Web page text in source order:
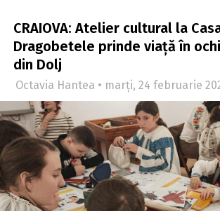
CRAIOVA: Atelier cultural la
Dragobetele prinde viață în
din Dolj
Octavia Hantea • marți, 24 februarie